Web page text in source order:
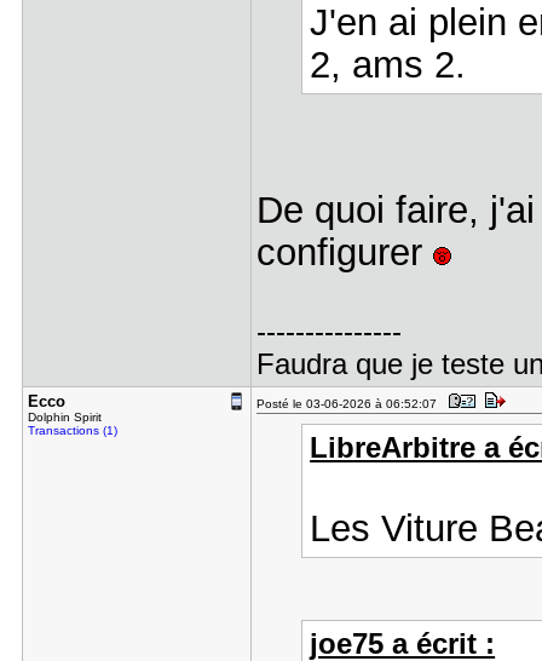
J'en ai plein
2, ams 2.
De quoi faire,
configurer
---------------
Faudra que je teste
Ecco
Dolphin Spirit
Transactions (1)
Posté le 03-06-2026 à 06:52:07
LibreArbitre a
Les Viture
joe75 a écrit :